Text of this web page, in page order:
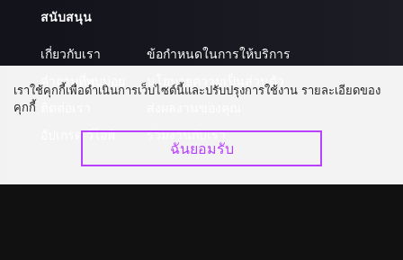
สนับสนุน
เกี่ยวกับเรา
คำถามที่พบบ่อย
อัปเกรด วีไอพี
ข้อกำหนดในการให้บริการ
นโยบายความเป็นส่วนตัว
ร่วมงานกับเรา
เราใช้คุกกี้เพื่อดำเนินการเว็บไซต์นี้และปรับปรุงการใช้งาน รายละเอียดของ
คุกกี้
ฉันยอมรับ